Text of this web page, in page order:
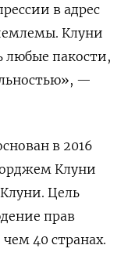
в адрес
Клуни
любые пакости,
—
в 2016
Клуни
Цель
прав
40 странах.